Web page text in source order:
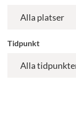
Tidpunkt